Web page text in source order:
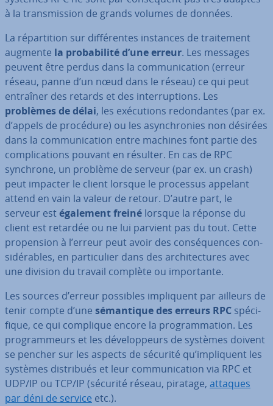
à la trans­mis­sion de grands volumes de données.
La ré­par­ti­tion sur dif­fé­rentes instances de trai­te­ment
augmente la pro­ba­bi­lité d’une erreur. Les messages
peuvent être perdus dans la com­mu­ni­ca­tion (erreur
réseau, panne d’un nœud dans le réseau) ce qui peut
entraîner des retards et des in­ter­rup­tions. Les
problèmes de délai, les exé­cu­tions re­don­dantes (par ex.
d’appels de procédure) ou les asyn­chro­nies non désirées
dans la com­mu­ni­ca­tion entre machines font partie des
com­pli­ca­tions pouvant en résulter. En cas de RPC
synchrone, un problème de serveur (par ex. un crash)
peut impacter le client lorsque le processus appelant
attend en vain la valeur de retour. D’autre part, le
serveur estégalement freiné lorsque la réponse du
client est retardée ou ne lui parvient pas du tout. Cette
pro­pen­sion à l’erreur peut avoir des con­sé­quences con­
si­dé­rables, en par­ti­cu­lier dans des ar­chi­tec­tures avec
une division du travail complète ou im­por­tante.
Les sources d’erreur possibles im­pli­quent par ailleurs de
tenir compte d’une sé­man­tique des erreurs RPC spé­ci­
fique, ce qui complique encore la pro­gram­ma­tion. Les
pro­gram­meurs et les dé­ve­lop­peurs de systèmes doivent
se pencher sur les aspects de sécurité qu’im­pli­quent les
systèmes dis­tri­bués et leur com­mu­ni­ca­tion via RPC et
UDP/IP ou TCP/IP (sécurité réseau, piratage, attaques
par déni de service etc.).